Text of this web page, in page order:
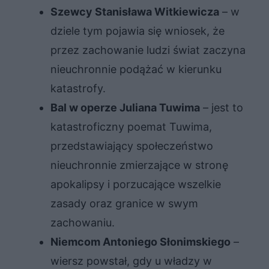
Szewcy Stanisława Witkiewicza – w
dziele tym pojawia się wniosek, że
przez zachowanie ludzi świat zaczyna
nieuchronnie podążać w kierunku
katastrofy.
Bal w operze Juliana Tuwima – jest to
katastroficzny poemat Tuwima,
przedstawiający społeczeństwo
nieuchronnie zmierzające w stronę
apokalipsy i porzucające wszelkie
zasady oraz granice w swym
zachowaniu.
Niemcom Antoniego Słonimskiego –
wiersz powstał, gdy u władzy w